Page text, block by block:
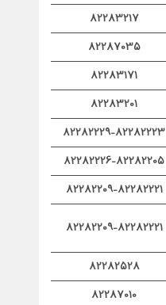
82283217
82287035
82283171
82283201
82282229-82282223
82282226-82282205
82282209-82282221
82282209-82282221
82282528
82287010